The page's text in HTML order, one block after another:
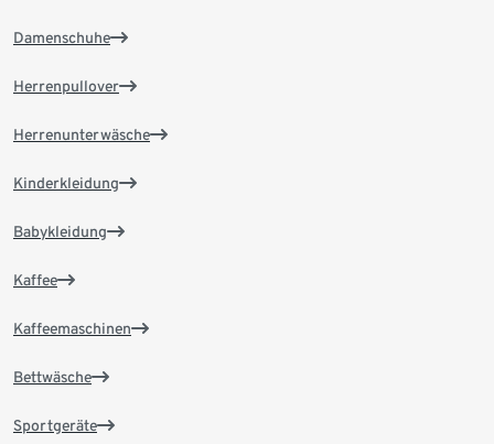
Damenschuhe
Herrenpullover
Herrenunterwäsche
Kinderkleidung
Babykleidung
Kaffee
Kaffeemaschinen
Bettwäsche
Sportgeräte